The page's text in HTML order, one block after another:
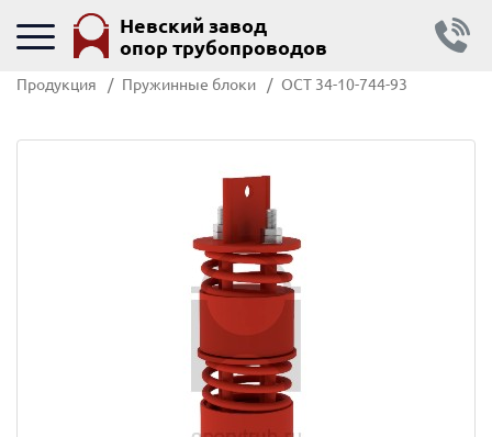
Невский завод
опор трубопроводов
Продукция Пружинные блоки ОСТ 34-10-744-93